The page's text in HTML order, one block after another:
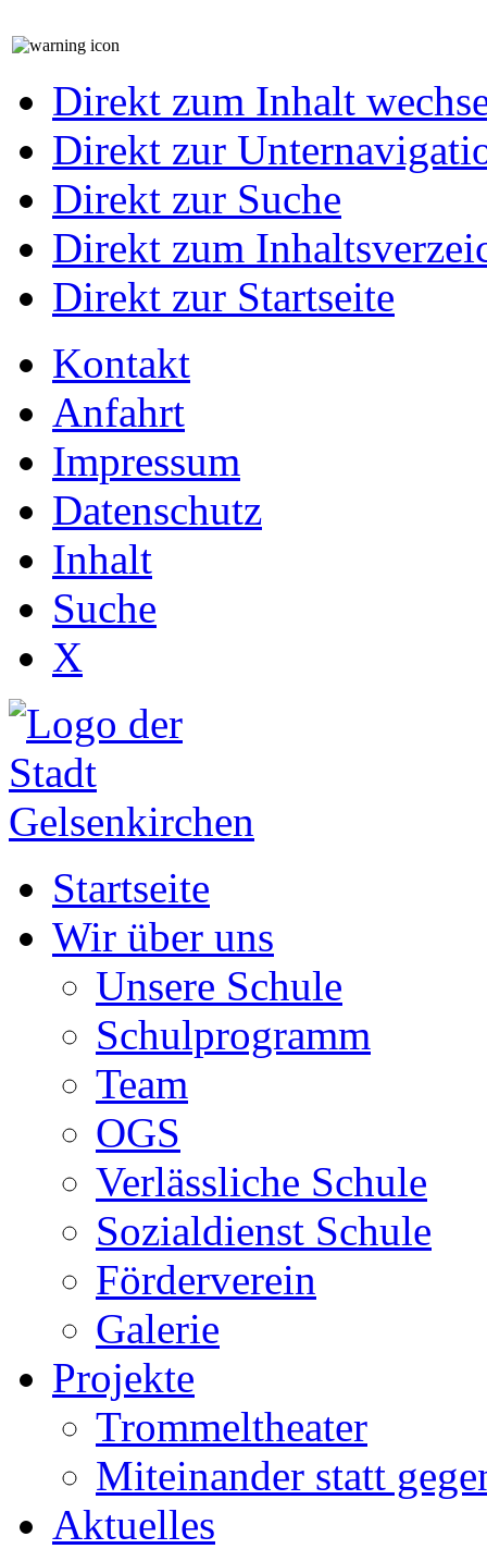
Direkt zum Inhalt
Direkt zur
Direkt zur Suche
Direkt zum
Direkt zur Startseite
Kontakt
Anfahrt
Impressum
Datenschutz
Inhalt
Suche
X
Startseite
Wir über uns
Unsere Schule
Schulprogramm
Team
OGS
Verlässliche Schule
Sozialdienst Schule
Förderverein
Galerie
Projekte
Trommeltheater
Miteinander statt
Aktuelles